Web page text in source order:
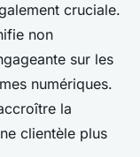
cruciale.
non
sur les
numériques.
la
clientèle plus